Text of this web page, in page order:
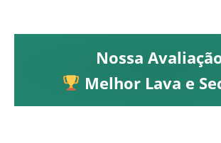
Nossa
Melhor Lava e